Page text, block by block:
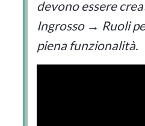
devono essere
Ingrosso → Ruoli
piena funzionalità.